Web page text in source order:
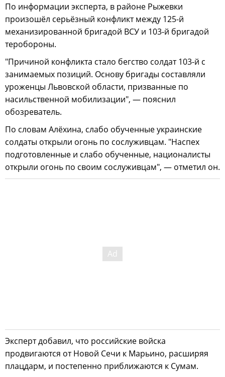
По информации эксперта, в районе Рыжевки
произошёл серьёзный конфликт между 125-й
механизированной бригадой ВСУ и 103-й бригадой
теробороны.
"Причиной конфликта стало бегство солдат 103-й с
занимаемых позиций. Основу бригады составляли
уроженцы Львовской области, призванные по
насильственной мобилизации", — пояснил
обозреватель.
По словам Алёхина, слабо обученные украинские
солдаты открыли огонь по сослуживцам. "Наспех
подготовленные и слабо обученные, националисты
открыли огонь по своим сослуживцам", — отметил он.
Эксперт добавил, что российские войска
продвигаются от Новой Сечи к Марьино, расширяя
плацдарм, и постепенно приближаются к Сумам.